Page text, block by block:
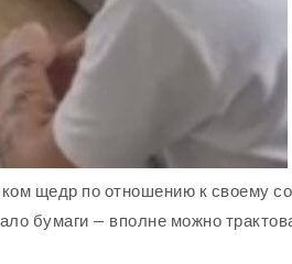
щедр по отношению к своему
бумаги — вполне можно